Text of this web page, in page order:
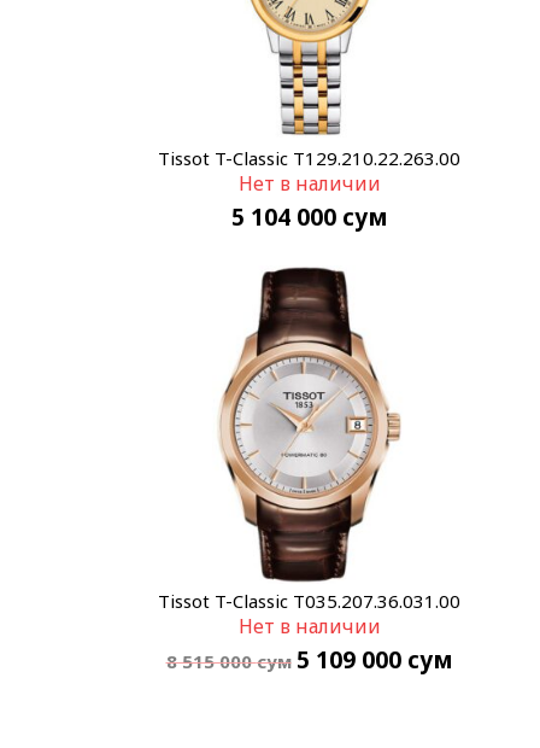
Tissot T-Classic T129.210.22.263.00
Нет в наличии
5 104 000 сум
Tissot T-Classic T035.207.36.031.00
Нет в наличии
8 515 000сум 5 109 000 сум